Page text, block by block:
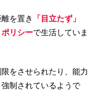
を置き
「目立たず」
ポリシーで生活していま
をさせられたり、能力
制されているようで